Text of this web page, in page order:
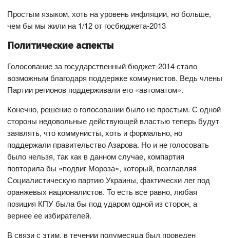
Простым языком, хоть на уровень инфляции, но больше,
чем бы мы жили на 1/12 от госбюджета-2013
Политические аспекты
Голосование за государственный бюджет-2014 стало
возможным благодаря поддержке коммунистов. Ведь члены
Партии регионов поддерживали его «автоматом».
Конечно, решение о голосовании было не простым. С одной
стороны недовольные действующей властью теперь будут
заявлять, что коммунисты, хоть и формально, но
поддержали правительство Азарова. Но и не голосовать
было нельзя, так как в данном случае, компартия
повторила бы «подвиг Мороза», который, возглавляя
Социалистическую партию Украины, фактически лег под
оранжевых националистов. То есть все равно, любая
позиция КПУ была бы под ударом одной из сторон, а
вернее ее избирателей.
В связи с этим, в течении полумесяца был проведен